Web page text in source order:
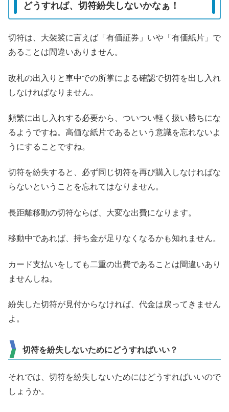
どうすれば、切符紛失しないかなぁ！
切符は、大袈裟に言えば「有価証券」いや「有価紙片」で
あることは間違いありません。
改札の出入りと車中での所掌による確認で切符を出し入れ
しなければなりません。
頻繁に出し入れする必要から、ついつい軽く扱い勝ちにな
るようですね。高価な紙片であるという意識を忘れないよ
うにすることですね。
切符を紛失すると、必ず同じ切符を再び購入しなければな
らないということを忘れてはなりません。
長距離移動の切符ならば、大変な出費になります。
移動中であれば、持ち金が足りなくなるかも知れません。
カード支払いをしても二重の出費であることは間違いあり
ませんしね。
紛失した切符が見付からなければ、代金は戻ってきません
よ。
切符を紛失しないためにどうすればいい？
それでは、切符を紛失しないためにはどうすればいいので
しょうか。